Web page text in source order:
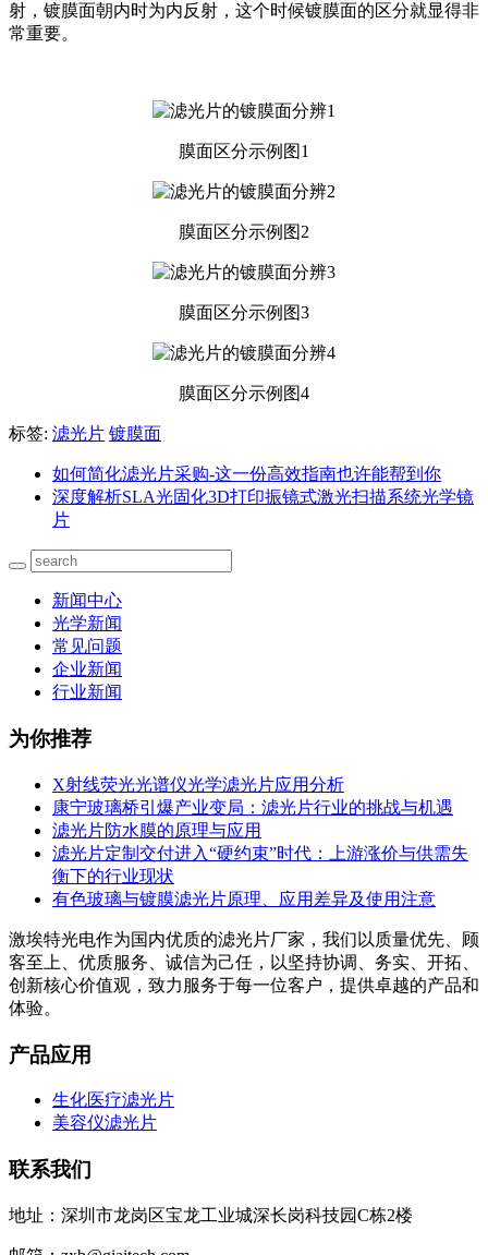
射，镀膜面朝内时为内反射，这个时候镀膜面的区分就显得非
常重要。
膜面区分示例图1
膜面区分示例图2
膜面区分示例图3
膜面区分示例图4
标签: 滤光片 镀膜面
如何简化滤光片采购-这一份高效指南也许能帮到你
深度解析SLA光固化3D打印振镜式激光扫描系统光学镜
片
新闻中心
光学新闻
常见问题
企业新闻
行业新闻
为你推荐
X射线荧光光谱仪光学滤光片应用分析
康宁玻璃桥引爆产业变局：滤光片行业的挑战与机遇
滤光片防水膜的原理与应用
滤光片定制交付进入“硬约束”时代：上游涨价与供需失
衡下的行业现状
有色玻璃与镀膜滤光片原理、应用差异及使用注意
激埃特光电作为国内优质的滤光片厂家，我们以质量优先、顾
客至上、优质服务、诚信为己任，以坚持协调、务实、开拓、
创新核心价值观，致力服务于每一位客户，提供卓越的产品和
体验。
产品应用
生化医疗滤光片
美容仪滤光片
联系我们
地址：深圳市龙岗区宝龙工业城深长岗科技园C栋2楼